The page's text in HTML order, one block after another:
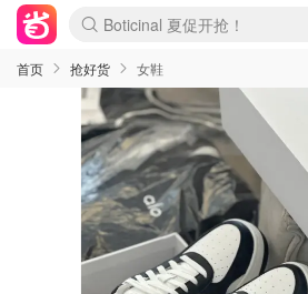
Boticinal 夏促开抢！
4折！lulu周四疯狂上新
还没结束！&OtherStories大促
Joybuy变相75折 随时失效
速领！Stanley独家85折
疑似霸哥！Camper额外叠85折
Zalando 奥莱闪促！每日更新
Moncler反季囤！5折起+叠9折
Coach Brooklyn仅€192
首页 抢好货 女鞋